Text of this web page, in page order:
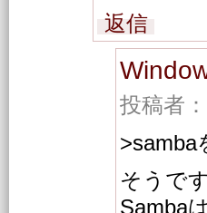
返信
投稿者：
>samba
そうで
Samba